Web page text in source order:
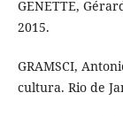
GENETTE,
2015.
GRAMSCI,
cultura. Rio de